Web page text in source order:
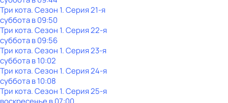
Три кота. Сезон 1. Серия 21-я
субботав09:50
Три кота. Сезон 1. Серия 22-я
субботав09:56
Три кота. Сезон 1. Серия 23-я
субботав10:02
Три кота. Сезон 1. Серия 24-я
субботав10:08
Три кота. Сезон 1. Серия 25-я